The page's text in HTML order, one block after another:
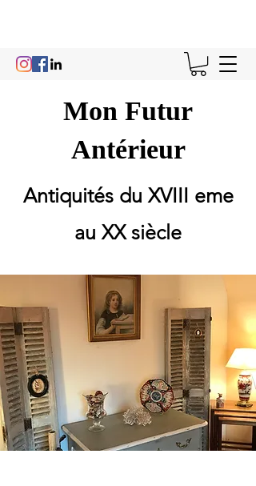
Mon Futur
Antérieur
Antiquités du XVIII eme
au XX siècle